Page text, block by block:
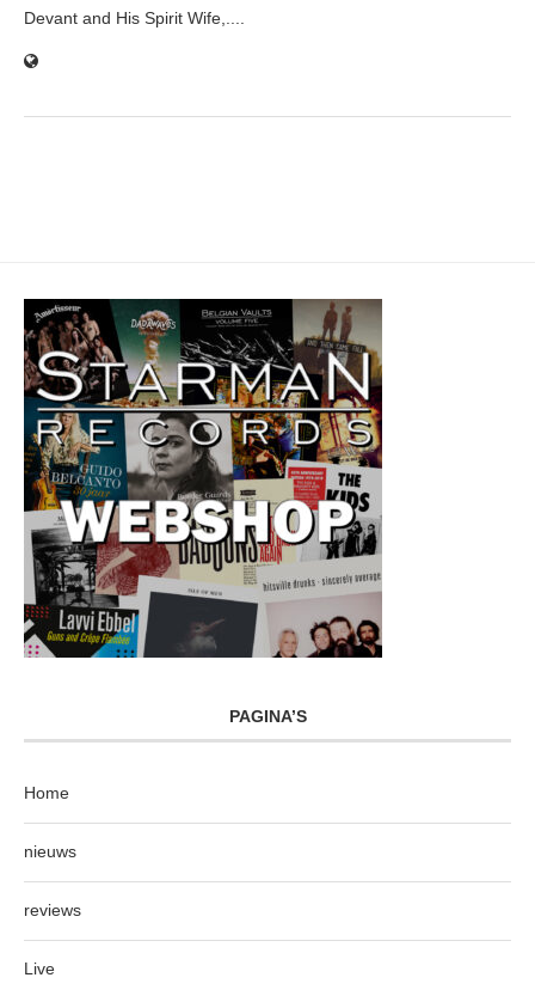
Devant and His Spirit Wife,....
PAGINA’S
Home
nieuws
reviews
Live